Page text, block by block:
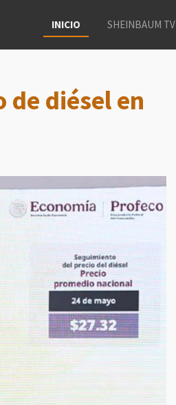
INICIO SHEINBAUM TV
de diésel en